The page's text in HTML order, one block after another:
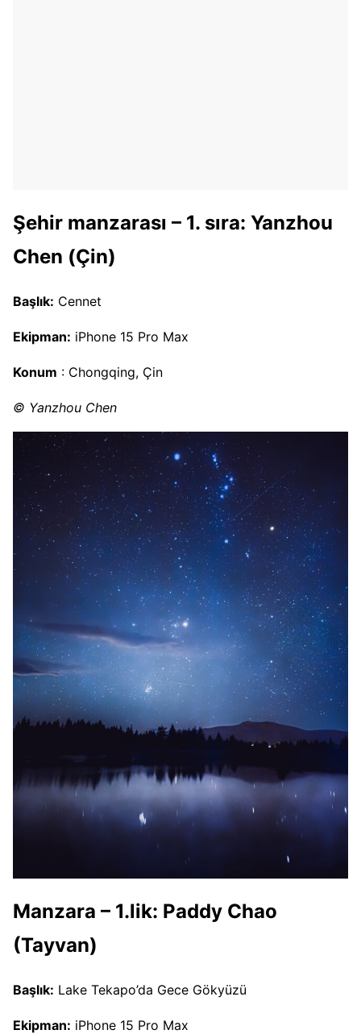
Şehir manzarası – 1. sıra: Yanzhou
Chen (Çin)
Başlık: Cennet
Ekipman: iPhone 15 Pro Max
Konum : Chongqing, Çin
© Yanzhou Chen
Manzara – 1.lik: Paddy Chao
(Tayvan)
Başlık: Lake Tekapo’da Gece Gökyüzü
Ekipman: iPhone 15 Pro Max